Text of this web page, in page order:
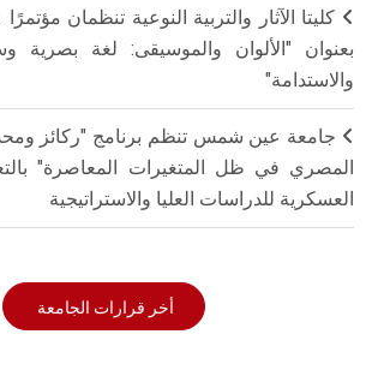
كليتا الآثار والتربية النوعية تنظمان
بعنوان "الألوان والموسيقى: لغة بصرية
والاستدامة"
جامعة عين شمس تنظم برنامج "ركائز
المصري في ظل المتغيرات المعاصرة"
العسكرية للدراسات العليا والاستراتيجية
أخر قرارات الجامعة